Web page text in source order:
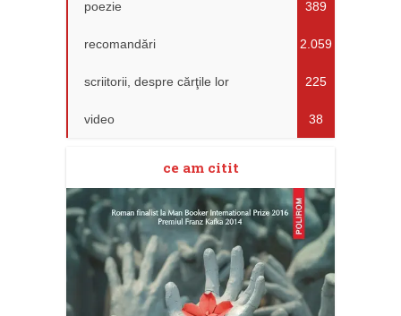
poezie 389
recomandări 2.059
scriitorii, despre cărţile lor 225
video 38
ce am citit